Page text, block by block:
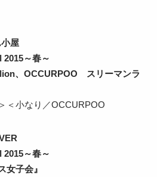
屋
～春～
、OCCURPOO スリーマンラ
＜小なり／OCCURPOO
～春～
女子会』